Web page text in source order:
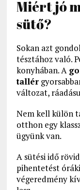
Miért jó
sütő?
Sokan azt
tésztához való.
konyhában. A
tallér
változat,
Nem kell külön
otthon egy
ügyünk van.
A sütési idő
pihentetést
végeredmény